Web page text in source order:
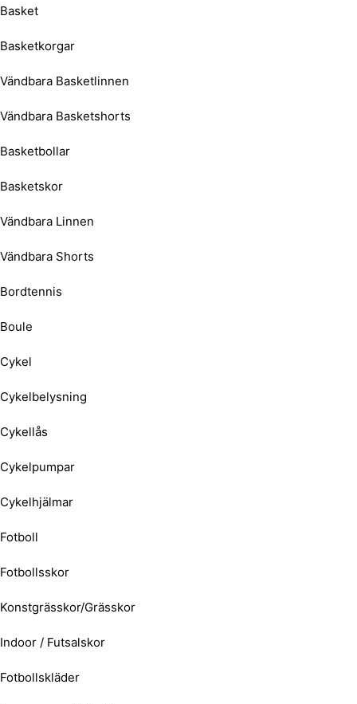
Basket
Basketkorgar
Vändbara Basketlinnen
Vändbara Basketshorts
Basketbollar
Basketskor
Vändbara Linnen
Vändbara Shorts
Bordtennis
Boule
Cykel
Cykelbelysning
Cykellås
Cykelpumpar
Cykelhjälmar
Fotboll
Fotbollsskor
Konstgrässkor/Grässkor
Indoor / Futsalskor
Fotbollskläder